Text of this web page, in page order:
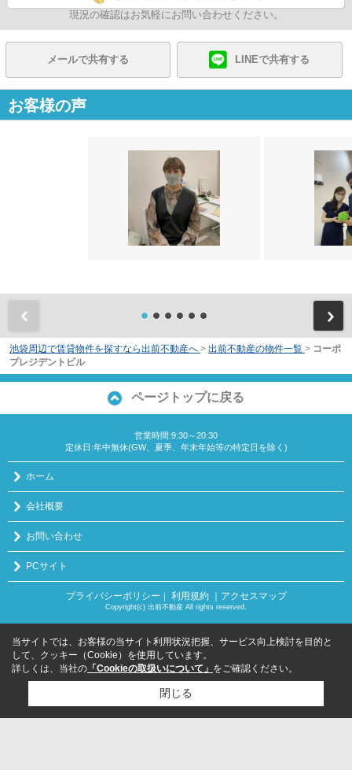
現況の確認はお気軽にお問い合わせください。
メールで共有する LINEで共有する
お客様の声
池袋周辺で賃貸物件を探すなら出前不動産へ > 出前不動産の物件一覧 > コーポ
プレジデントビル
ページトップに戻る
営業時間:9:30～20:30
定休日:年中無休(GW、夏季、年末年始等の特定日を除く)
ホーム
会社概要
お問い合わせ
PCサイト
プライバシーポリシー 利用規約 ｜アクセスマップ
Copyright(c) 出前不動産 All rights reserved.
当サイトでは、お客様の当サイト利用状況把握、サービス向上検討を目的と
して、クッキー（Cookie）を使用しています。
詳しくは、当社の 「Cookieの取扱いについて」 をご確認ください。
閉じる